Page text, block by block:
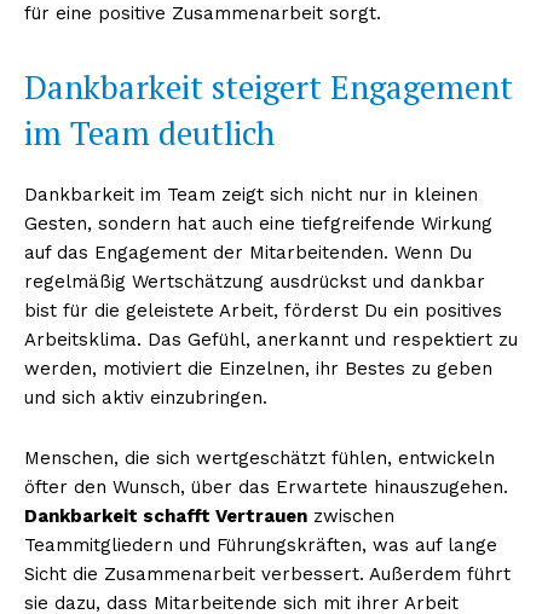
für eine positive Zusammenarbeit sorgt.
Dankbarkeit steigert Engagement
im Team deutlich
Dankbarkeit im Team zeigt sich nicht nur in kleinen
Gesten, sondern hat auch eine tiefgreifende Wirkung
auf das Engagement der Mitarbeitenden. Wenn Du
regelmäßig Wertschätzung ausdrückst und dankbar
bist für die geleistete Arbeit, förderst Du ein positives
Arbeitsklima. Das Gefühl, anerkannt und respektiert zu
werden, motiviert die Einzelnen, ihr Bestes zu geben
und sich aktiv einzubringen.
Menschen, die sich wertgeschätzt fühlen, entwickeln
öfter den Wunsch, über das Erwartete hinauszugehen.
Dankbarkeit schafft Vertrauen zwischen
Teammitgliedern und Führungskräften, was auf lange
Sicht die Zusammenarbeit verbessert. Außerdem führt
sie dazu, dass Mitarbeitende sich mit ihrer Arbeit